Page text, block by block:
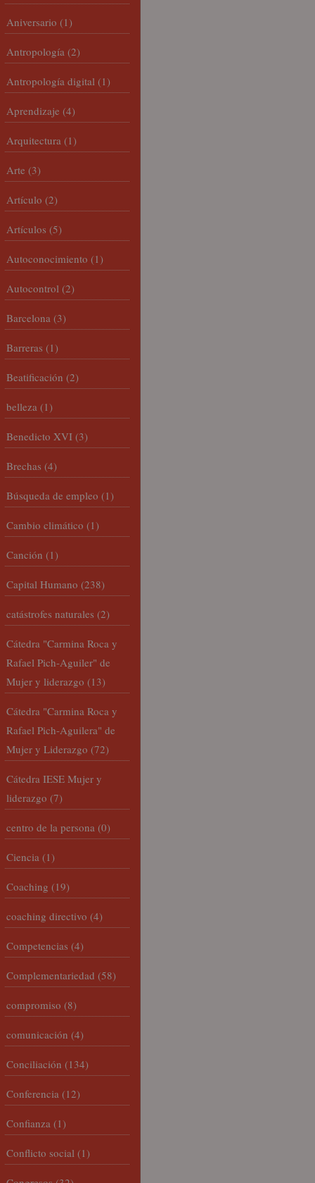
Aniversario (1)
Antropología (2)
Antropología digital (1)
Aprendizaje (4)
Arquitectura (1)
Arte (3)
Artículo (2)
Artículos (5)
Autoconocimiento (1)
Autocontrol (2)
Barcelona (3)
Barreras (1)
Beatificación (2)
belleza (1)
Benedicto XVI (3)
Brechas (4)
Búsqueda de empleo (1)
Cambio climático (1)
Canción (1)
Capital Humano (238)
catástrofes naturales (2)
Cátedra "Carmina Roca y
Rafael Pich-Aguiler" de
Mujer y liderazgo (13)
Cátedra "Carmina Roca y
Rafael Pich-Aguilera" de
Mujer y Liderazgo (72)
Cátedra IESE Mujer y
liderazgo (7)
centro de la persona (0)
Ciencia (1)
Coaching (19)
coaching directivo (4)
Competencias (4)
Complementariedad (58)
compromiso (8)
comunicación (4)
Conciliación (134)
Conferencia (12)
Confianza (1)
Conflicto social (1)